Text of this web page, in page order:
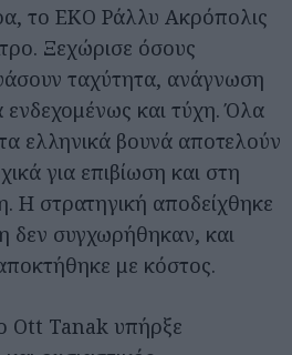
το ΕΚΟ Ράλλυ Ακρόπολις
Ξεχώρισε όσους
ταχύτητα, ανάγνωση
και τύχη. Όλα
ελληνικά βουνά αποτελούν
για επιβίωση και στη
Η στρατηγική αποδείχθηκε
δεν συγχωρήθηκαν, και
με κόστος.
Ott Tanak υπήρξε